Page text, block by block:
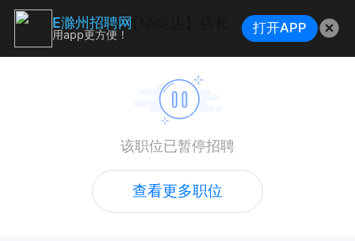
【绿尚店】店长
该职位已暂停招聘
查看更多职位
E滁州招聘网
用app更方便！ 打开APP